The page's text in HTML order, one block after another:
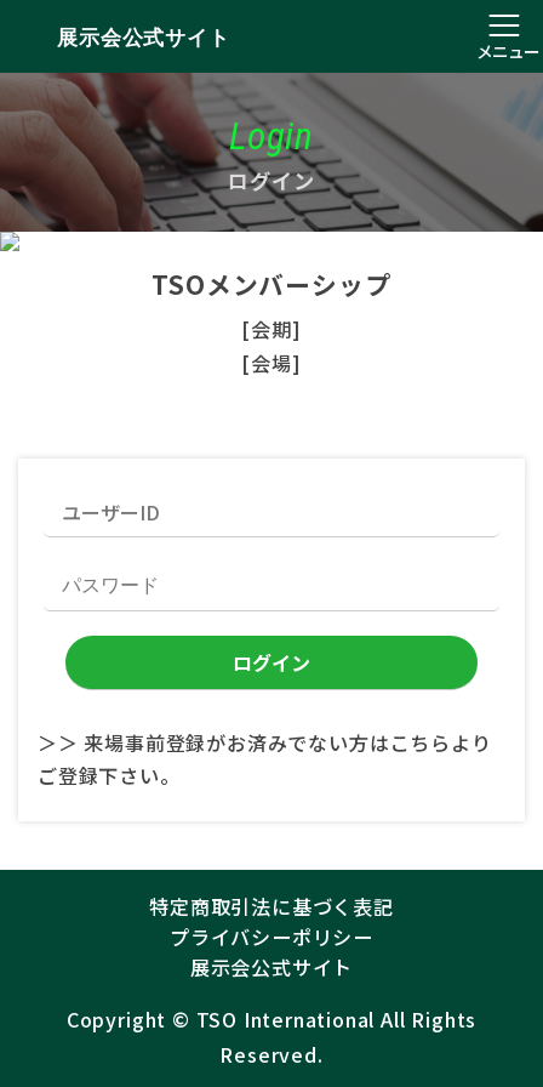
展示会公式サイト
メニュー
Login
ログイン
TSOメンバーシップ
[会期]
[会場]
＞＞ 来場事前登録がお済みでない方はこちらより
ご登録下さい。
特定商取引法に基づく表記
プライバシーポリシー
展示会公式サイト
Copyright ©︎ TSO International All Rights
Reserved.